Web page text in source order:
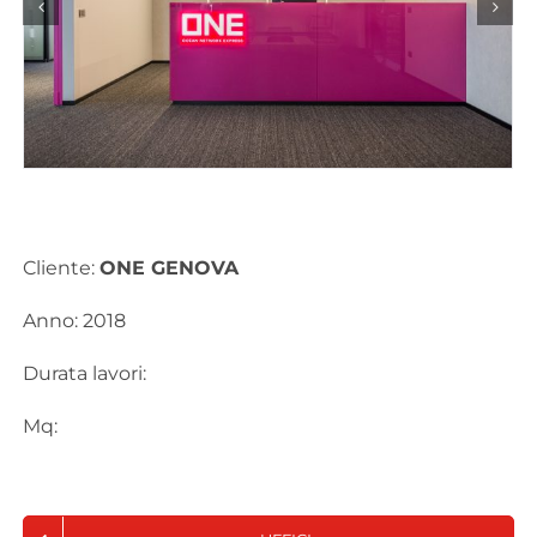
Cliente:ONE GENOVA
Anno: 2018
Durata lavori:
Mq: